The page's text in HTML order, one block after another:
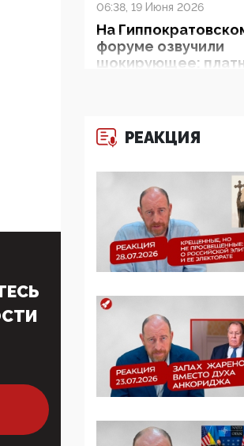
06:38, 19 Июня 2026
На
форуме озвучили
шокирующее:
многодетные семьи
Разбор учебника
Обществознания
редакцией
суверенитет,
традиционные
ценности и немного
11:53, 09 Июня 2026
Прокуратура
увидела
экстремистскую
деятельность
ЮНЕСКО в России,
цифроглобалисты
РЕАКЦИЯ